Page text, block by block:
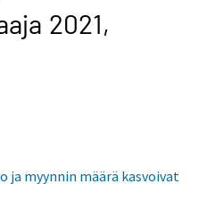
2021,
ja myynnin määrä kasvoivat